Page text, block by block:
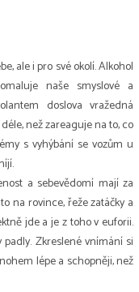
ale i pro své okolí. Alkohol
naše smyslové a
doslova vražedná
než zareaguje na to, co
s vyhýbání se vozům u
a sebevědomí mají za
na rovince, řeže zatáčky a
jde a je z toho v euforii.
Zkreslené vnímání si
lépe a schopněji, než